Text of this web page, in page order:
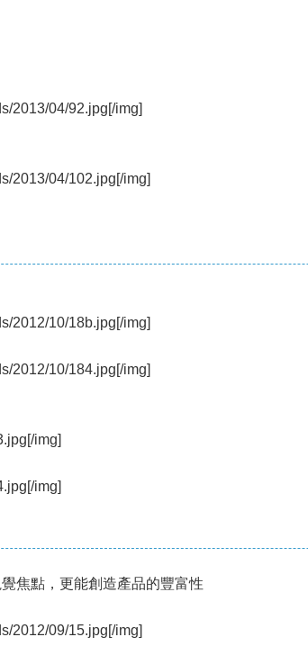
2013/04/92.jpg[/img]
2013/04/102.jpg[/img]
2012/10/18b.jpg[/img]
2012/10/184.jpg[/img]
img]
img]
焦點，更能創造產品的豐富性
2012/09/15.jpg[/img]